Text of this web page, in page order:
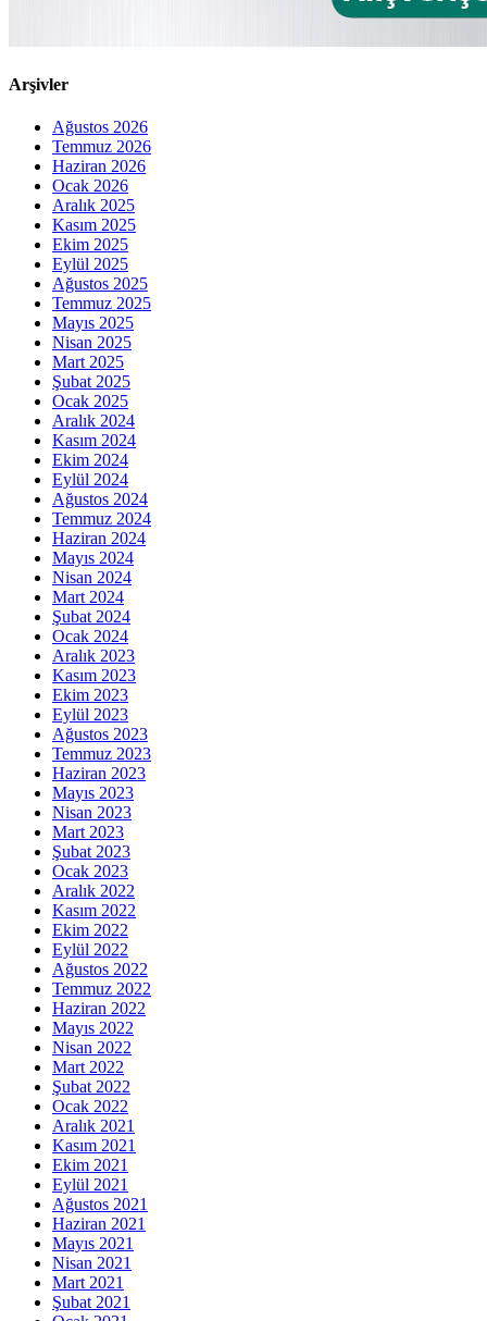
Arşivler
Ağustos 2026
Temmuz 2026
Haziran 2026
Ocak 2026
Aralık 2025
Kasım 2025
Ekim 2025
Eylül 2025
Ağustos 2025
Temmuz 2025
Mayıs 2025
Nisan 2025
Mart 2025
Şubat 2025
Ocak 2025
Aralık 2024
Kasım 2024
Ekim 2024
Eylül 2024
Ağustos 2024
Temmuz 2024
Haziran 2024
Mayıs 2024
Nisan 2024
Mart 2024
Şubat 2024
Ocak 2024
Aralık 2023
Kasım 2023
Ekim 2023
Eylül 2023
Ağustos 2023
Temmuz 2023
Haziran 2023
Mayıs 2023
Nisan 2023
Mart 2023
Şubat 2023
Ocak 2023
Aralık 2022
Kasım 2022
Ekim 2022
Eylül 2022
Ağustos 2022
Temmuz 2022
Haziran 2022
Mayıs 2022
Nisan 2022
Mart 2022
Şubat 2022
Ocak 2022
Aralık 2021
Kasım 2021
Ekim 2021
Eylül 2021
Ağustos 2021
Haziran 2021
Mayıs 2021
Nisan 2021
Mart 2021
Şubat 2021